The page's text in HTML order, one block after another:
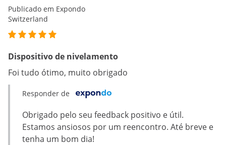
Publicado em Expondo
Switzerland
Dispositivo de nivelamento
Foi tudo ótimo, muito obrigado
Responder de
Obrigado pelo seu feedback positivo e útil.
Estamos ansiosos por um reencontro. Até breve e
tenha um bom dia!